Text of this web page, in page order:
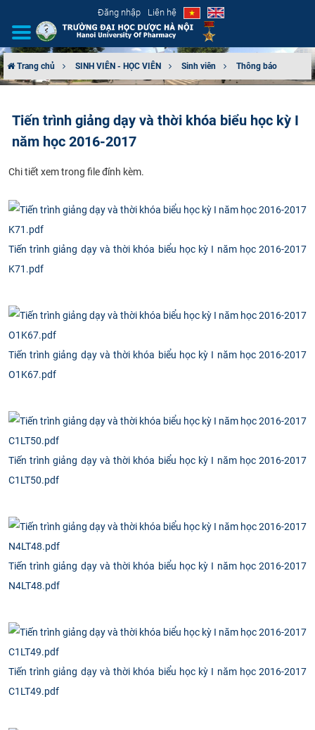
Đăng nhập Liên hệ
CƠ CẤU TỔ CHỨC
ĐÀO TẠO
ĐẢM BẢO CHẤT LƯỢNG
KHOA HỌC CÔNG NGHỆ
CỰU NGƯỜI HỌC
Trang chủ SINH VIÊN - HỌC VIÊN Sinh viên Thông báo
Tiến trình giảng dạy và thời khóa biểu học kỳ I
năm học 2016-2017
​Chi tiết xem trong file đính kèm.
Tiến trình giảng dạy và thời khóa biểu học kỳ I năm học 2016-2017
K71.pdf
Tiến trình giảng dạy và thời khóa biểu học kỳ I năm học 2016-2017
O1K67.pdf
Tiến trình giảng dạy và thời khóa biểu học kỳ I năm học 2016-2017
C1LT50.pdf
Tiến trình giảng dạy và thời khóa biểu học kỳ I năm học 2016-2017
N4LT48.pdf
Tiến trình giảng dạy và thời khóa biểu học kỳ I năm học 2016-2017
C1LT49.pdf